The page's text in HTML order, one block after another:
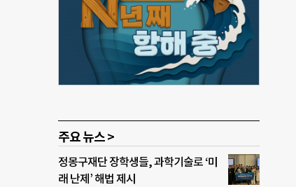
주요 뉴스 >
정몽구재단 장학생들, 과학기술로 ‘미
래 난제’ 해법 제시